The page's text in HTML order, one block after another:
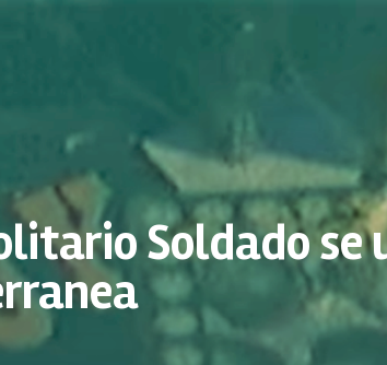
Soldado se